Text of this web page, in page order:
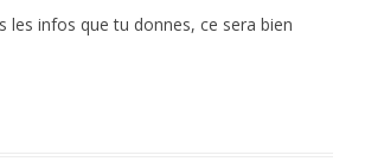
infos que tu donnes, ce sera bien